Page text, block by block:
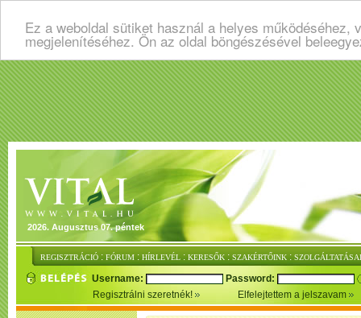
Ez a weboldal sütiket használ a helyes
megjelenítéséhez. Ön az oldal böngészésével
2026. Augusztus 07. péntek
REGISZTRÁCIÓ : FÓRUM : HÍRLEVÉL : KERESŐK : SZAKÉRTŐINK :
Username:
Password:
Regisztrálni szeretnék!
Elfelejtettem a jelszavam